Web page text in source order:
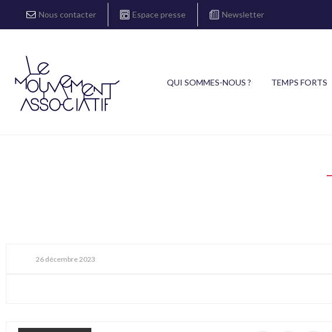
Nous contacter Espace presse Newsletter
QUI SOMMES-NOUS ? TEMPS FORTS
26 décembre 2023